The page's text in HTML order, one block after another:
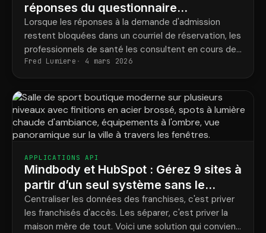
réponses du questionnaire
d’admission de chaque client avant
son arrivée.
Lorsque les réponses à la demande d'admission
restent bloquées dans un courriel de réservation, les
professionnels de santé les consultent en cours de
séance ou les redemandent en personne. Voici
comment les avoir systématiquement disponibles
dans le dossier client.
Fred Lumiere 4 mars 2026
APPLICATIONS API
Mindbody et HubSpot : Gérez 9 sites à
partir d’un seul système sans le
chaos
Centraliser les données des franchises, c'est priver
les franchisés d'accès. Les séparer, c'est priver la
maison mère de tout. Voici une solution qui convient